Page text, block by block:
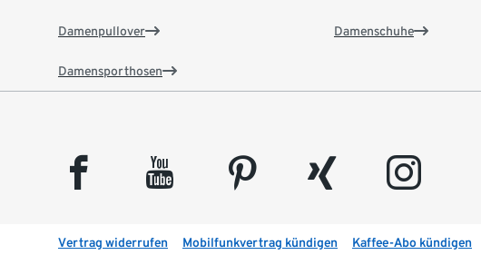
Damenpullover
Damensporthosen
Damenschuhe
facebook youtube pinterest xing instagram
Vertrag widerrufen Mobilfunkvertrag kündigen Kaffee-Abo kündigen